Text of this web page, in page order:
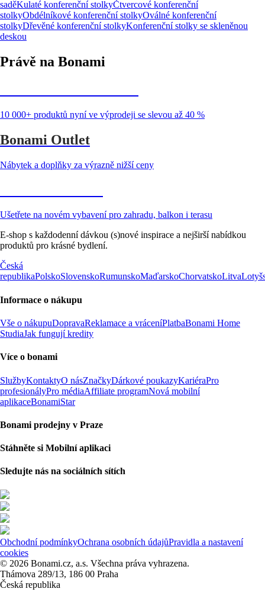
saděKulaté konferenční stolkyČtvercové konferenční
stolkyObdélníkové konferenční stolkyOválné konferenční
stolkyDřevěné konferenční stolkyKonferenční stolky se skleněnou
deskou
Právě na Bonami
10 000+ produktů nyní ve výprodeji se slevou až 40 %
Bonami Outlet
Nábytek a doplňky za výrazně nižší ceny
Ušetřete na novém vybavení pro zahradu, balkon i terasu
E-shop s každodenní dávkou (s)nové inspirace a nejširší nabídkou
produktů pro krásné bydlení.
Česká
republikaPolskoSlovenskoRumunskoMaďarskoChorvatskoLitva
Informace o nákupu
Vše o nákupuDopravaReklamace a vráceníPlatbaBonami Home
StudiaJak fungují kredity
Více o bonami
SlužbyKontaktyO násZnačkyDárkové poukazyKariéraPro
profesionályPro médiaAffiliate programNová mobilní
aplikaceBonamiStar
Bonami prodejny v Praze
Stáhněte si Mobilní aplikaci
Sledujte nás na sociálních sítích
Obchodní podmínkyOchrana osobních údajůPravidla a nastavení
cookies
© 2026 Bonami.cz, a.s. Všechna práva vyhrazena.
Thámova 289/13, 186 00 Praha
Česká republika